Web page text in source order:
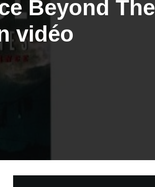
Beyond The
vidéo